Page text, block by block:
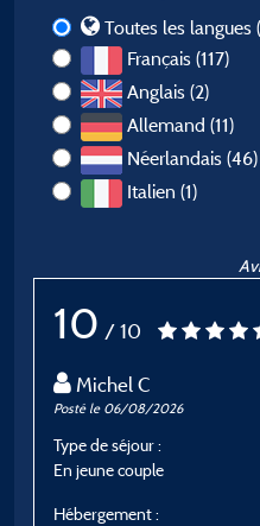
Toutes les langues
Français (117)
Anglais (2)
Allemand (11)
Néerlandais (46)
Italien (1)
10 / 10
Michel C
Posté le 06/08/2026
Type de séjour :
En jeune couple
Hébergement :